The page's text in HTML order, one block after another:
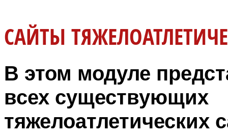
САЙТЫ
В этом модуле
всех существующих
тяжелоатлетических